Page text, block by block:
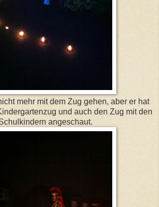
mehr mit dem Zug gehen, aber er hat
und auch den Zug mit den
angeschaut.